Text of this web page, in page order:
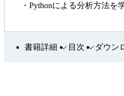
・Pythonによる分析方法を
書籍詳細 目次 ダウン